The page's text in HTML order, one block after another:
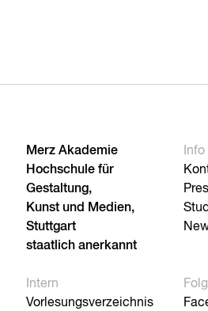
Merz Akademie
Hochschule für
Gestaltung,
Kunst und Medien,
Stuttgart
staatlich anerkannt
Info
Intern
Vorlesungsverzeichnis